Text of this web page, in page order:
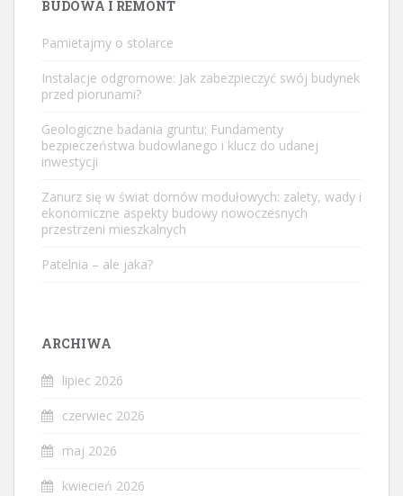
BUDOWA I REMONT
Pamietajmy o stolarce
Instalacje odgromowe: Jak zabezpieczyć swój budynek
przed piorunami?
Geologiczne badania gruntu: Fundamenty
bezpieczeństwa budowlanego i klucz do udanej
inwestycji
Zanurz się w świat domów modułowych: zalety, wady i
ekonomiczne aspekty budowy nowoczesnych
przestrzeni mieszkalnych
Patelnia – ale jaka?
ARCHIWA
lipiec 2026
czerwiec 2026
maj 2026
kwiecień 2026